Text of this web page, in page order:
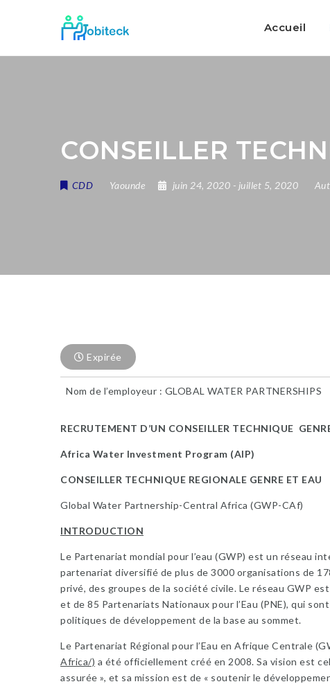
Accueil
CONSEILLER
CDD Yaounde juin 24, 2020 - juillet 5, 2020
Expirée
Nom de l’employeur : GLOBAL WATER PARTNERSHIPS
RECRUTEMENT D’UN CONSEILLER TECHNIQUE
Africa Water Investment Program (AIP)
CONSEILLER TECHNIQUE REGIONALE GENRE ET EAU
Global Water Partnership-Central Africa (GWP-CAf)
INTRODUCTION
Le Partenariat mondial pour l’eau (GWP) est un réseau
partenariat diversifié de plus de 3000 organisations de
privé, des groupes de la société civile. Le réseau GWP
et de 85 Partenariats Nationaux pour l’Eau (PNE), qui
politiques de développement de la base au sommet.
Le Partenariat Régional pour l’Eau en Afrique Centrale
Africa/) a été officiellement créé en 2008. Sa vision est
assurée », et sa mission est de « soutenir le